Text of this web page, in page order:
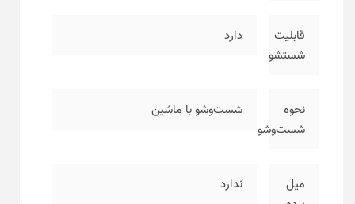
قابلیت
شستشو
دارد
نحوه
شست‌وشو
شست‌وشو با ماشین
میل
ندارد